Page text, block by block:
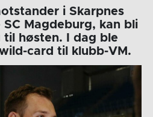
i Skarpnes
Magdeburg, kan bli
til høsten. I dag ble
card til klubb-VM.